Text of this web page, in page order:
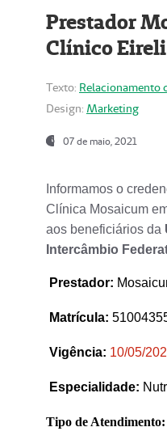
Prestador
Clínico
Texto: Relacionamento
Design: Marketing
07 de maio, 2021
Informamos o
Clínica Mosaicum
aos beneficiários da
Intercâmbio
Prestador:
Matrícula:
Vigência: 10/05/
Especialidade:
Tipo de Atendimento: